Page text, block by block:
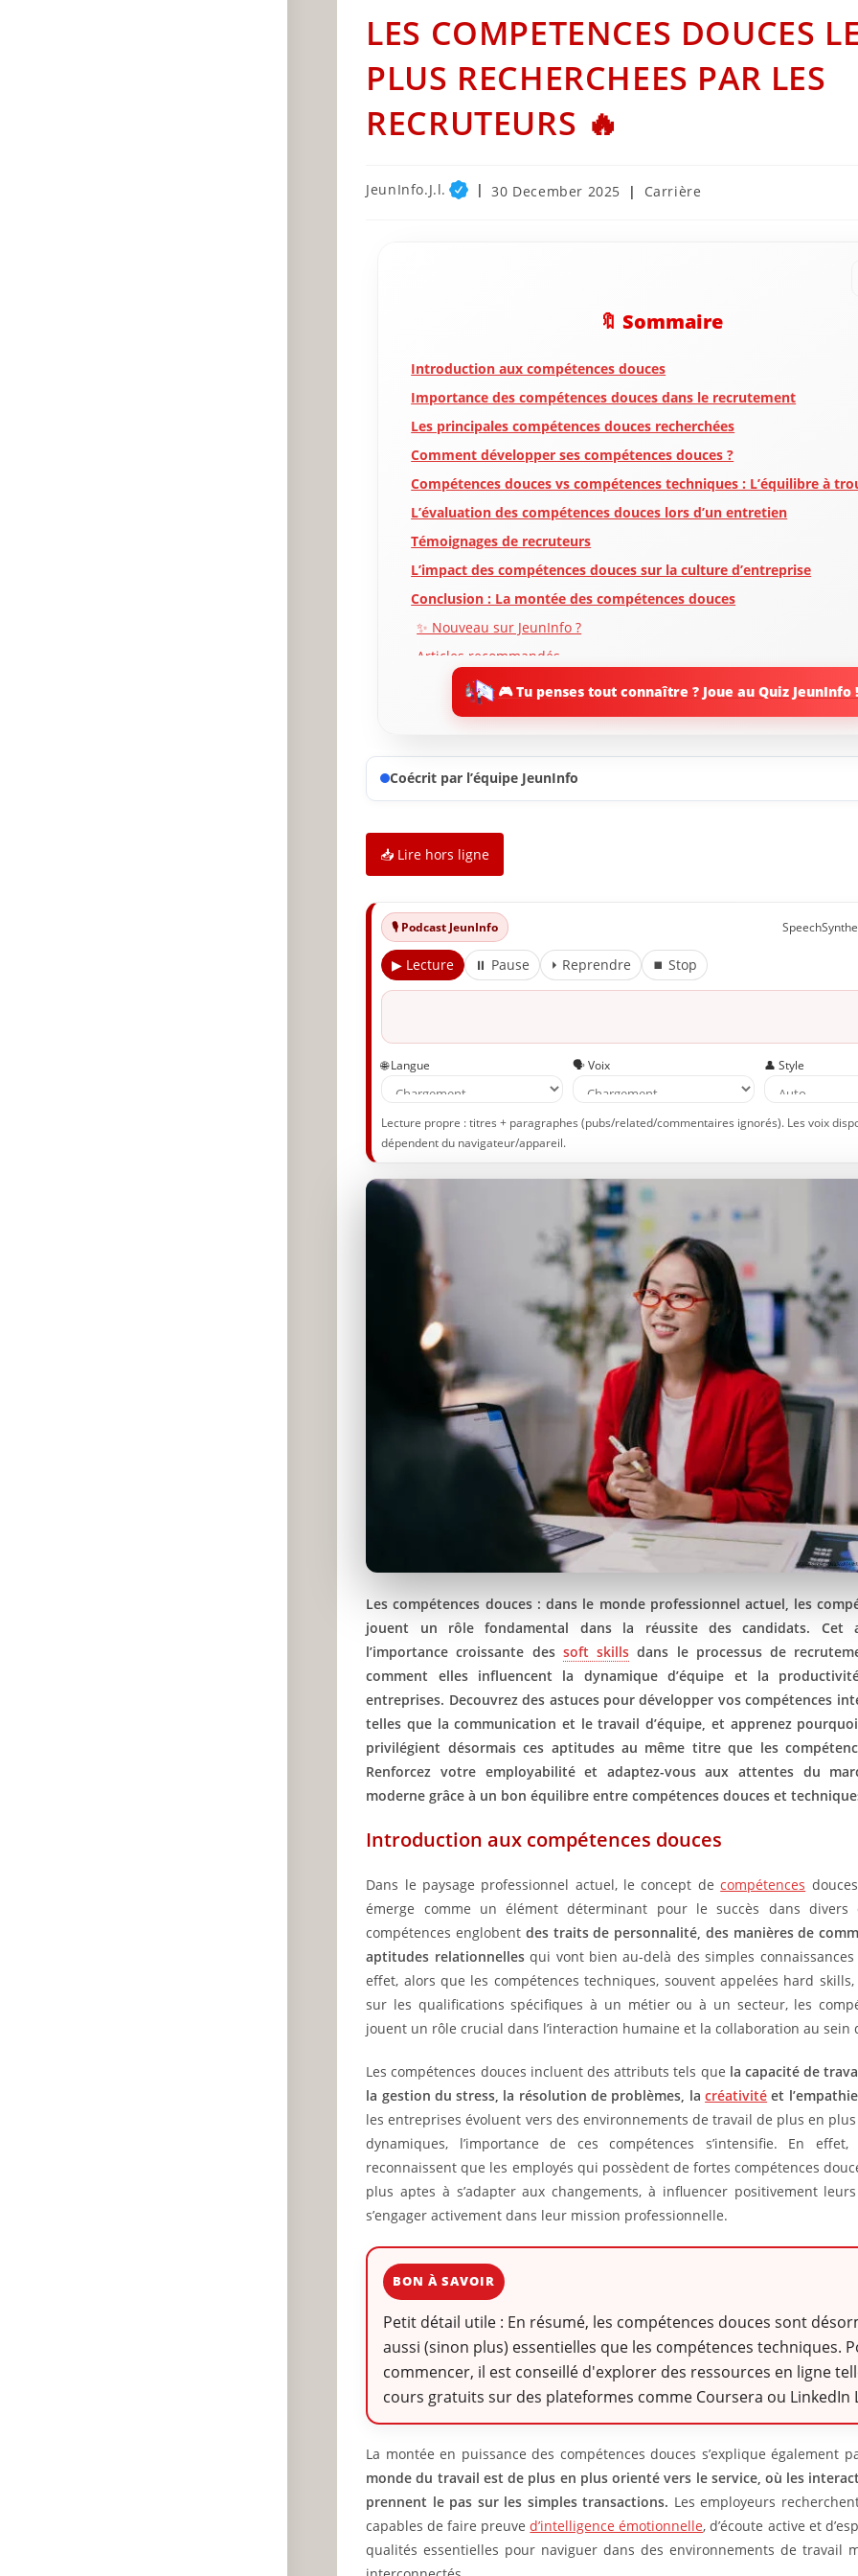
LES COMPETENCES DOUCES
PLUS RECHERCHEES PAR LES
RECRUTEURS 🔥
Post
JeunInfo.J.l.
Post
30 December 2025
Post
Carrière
🔖 Sommaire
Introduction aux compétences douces
Importance des compétences douces dans le recrutement
Les principales compétences douces recherchées
Comment développer ses compétences douces ?
Compétences douces vs compétences techniques : L’équilibre à
L’évaluation des compétences douces lors d’un entretien
Témoignages de recruteurs
L’impact des compétences douces sur la culture d’entreprise
Conclusion : La montée des compétences douces
✨ Nouveau sur JeunInfo ?
Articles recommandés
Partager l'amour🎮 Tu penses tout connaître ? Joue au Quiz JeunInfo !
Coécrit par l’équipe JeunInfo
📥 Lire hors ligne
🎙️ Podcast JeunInfo
▶ Lecture ⏸ Pause ⏵ Reprendre ⏹ Stop
🌐 Langue 🗣️ Voix 👤 Style
Lecture propre : titres + paragraphes (pubs/related/commentaires ignorés). Les voix
dépendent du navigateur/appareil.
Les compétences douces : dans le monde professionnel actuel, les
jouent un rôle fondamental dans la réussite des candidats. Cet
l’importance croissante des soft skills dans le processus de
comment elles influencent la dynamique d’équipe et la
entreprises. Decouvrez des astuces pour développer vos compétences
telles que la communication et le travail d’équipe, et apprenez
privilégient désormais ces aptitudes au même titre que les
Renforcez votre employabilité et adaptez-vous aux attentes du
moderne grâce à un bon équilibre entre compétences douces et
Introduction aux compétences douces
Dans le paysage professionnel actuel, le concept decompétences
émerge comme un élément déterminant pour le succès dans divers
compétences englobent des traits de personnalité, des manières de
aptitudes relationnellesqui vont bien au-delà des simples connaissances
effet, alors que les compétences techniques, souvent appelées hard
sur les qualifications spécifiques à un métier ou à un secteur, les
jouent un rôle crucial dans l’interaction humaine et la collaboration au sein
Les compétences douces incluent des attributs tels que la capacité de
la gestion du stress, la résolution de problèmes, lacréativité et l’empathie
les entreprises évoluent vers des environnements de travail de plus en
dynamiques, l’importance de ces compétences s’intensifie. En
reconnaissent que les employés qui possèdent de fortes compétences
plus aptes à s’adapter aux changements, à influencer positivement
s’engager activement dans leur mission professionnelle.
BON À SAVOIR
Petit détail utile : En résumé, les compétences douces sont
aussi (sinon plus) essentielles que les compétences techniques.
commencer, il est conseillé d'explorer des ressources en ligne
cours gratuits sur des plateformes comme Coursera ou LinkedIn
La montée en puissance des compétences douces s’explique également
monde du travail est de plus en plus orienté vers le service, où les
prennent le pas sur les simples transactions. Les employeurs
capables de faire preuved’intelligence émotionnelle, d’écoute active et
qualités essentielles pour naviguer dans des environnements de travail